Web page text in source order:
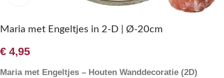
Maria met Engeltjes in 2-D | Ø-20cm
€ 4,95
Maria met Engeltjes – Houten Wanddecoratie (2D)